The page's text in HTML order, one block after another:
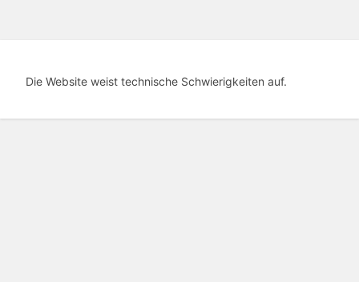
Die Website weist technische Schwierigkeiten auf.